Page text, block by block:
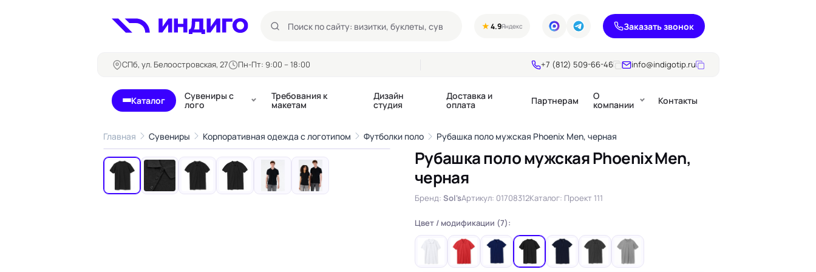
★4.9Яндекс Заказать звонок
СПб, ул. Белоостровская, 27 Пн-Пт: 9:00 – 18:00 +7 (812) 509-66-46 info@indigotip.ru
Каталог
Бланки и формуляры
Бейджи
Билеты, купоны
Буклеты
Календари квартальные
Календари настольные
Календари перекидные
Дорхенгеры / Крючки
Некхенгеры
Флажки бумажные
Ценники
Шелфтокеры
Ярлыки и бирки
Каталоги
Сувениры с
лого
Требования к
макетам
Дизайн
студия
Доставка и
оплата Партнерам О
компании Контакты
Главная Сувениры Корпоративная одежда с логотипом Футболки поло Рубашка поло мужская Phoenix Men, черная
‹ ›
1/6
Рубашка поло мужская Phoenix Men,
черная
Бренд: Sol'sАртикул: 01708312Каталог: Проект 111
Цвет / модификации (7):